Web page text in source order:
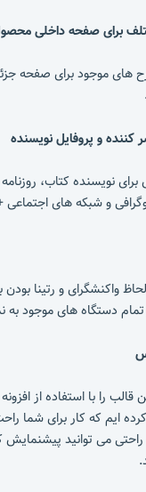
های موجود برای صفحه
و پروفایل نویسنده
نویسنده کتاب،
و شبکه های
واکنشگرای و رتینا
دستگاه های موجود به
ایم که کار برای شما
راحتی می توانید